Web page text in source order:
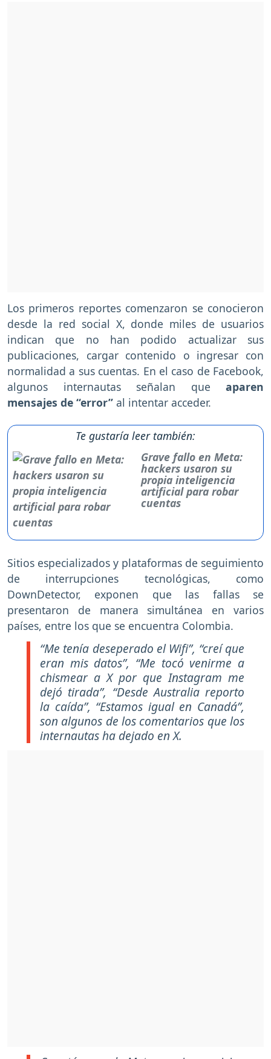
Los primeros reportes comenzaron se conocieron
desde la red social X, donde miles de usuarios
indican que no han podido actualizar sus
publicaciones, cargar contenido o ingresar con
normalidad a sus cuentas. En el caso de Facebook,
algunos internautas señalan que aparen
mensajes de “error” al intentar acceder.
Te gustaría leer también:
Grave fallo en Meta:
hackers usaron su
propia inteligencia
artificial para robar
cuentas
Sitios especializados y plataformas de seguimiento
de interrupciones tecnológicas, como
DownDetector, exponen que las fallas se
presentaron de manera simultánea en varios
países, entre los que se encuentra Colombia.
“Me tenía deseperado el Wifi”, “creí que
eran mis datos”, “Me tocó venirme a
chismear a X por que Instagram me
dejó tirada”, “Desde Australia reporto
la caída”, “Estamos igual en Canadá”,
son algunos de los comentarios que los
internautas ha dejado en X.